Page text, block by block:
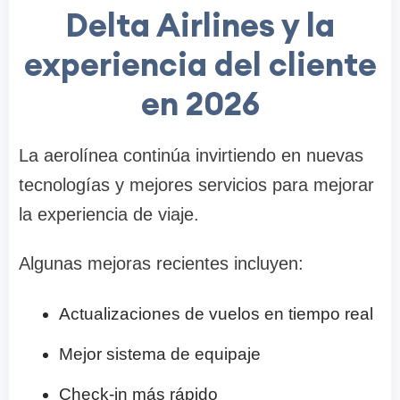
Delta Airlines y la
experiencia del cliente
en 2026
La aerolínea continúa invirtiendo en nuevas
tecnologías y mejores servicios para mejorar
la experiencia de viaje.
Algunas mejoras recientes incluyen:
Actualizaciones de vuelos en tiempo real
Mejor sistema de equipaje
Check-in más rápido